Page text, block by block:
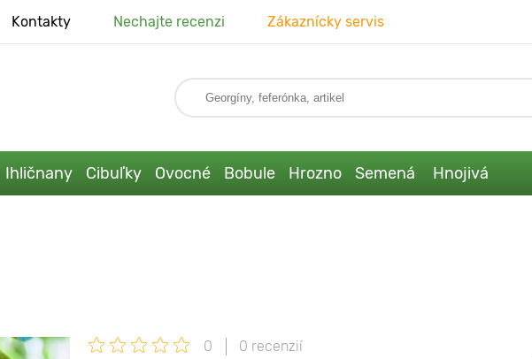
Kontakty Nechajte recenzi Zákaznícky servis
Ihličnany Cibuľky Ovocné Bobule Hrozno Semená Hnojivá
0 0 recenzií